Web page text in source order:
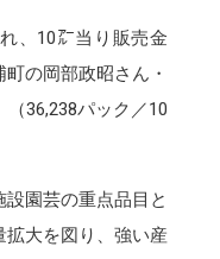
、10㌃当り販売金
の岡部政昭さん・
36,238パック／10
園芸の重点品目と
拡大を図り、強い産